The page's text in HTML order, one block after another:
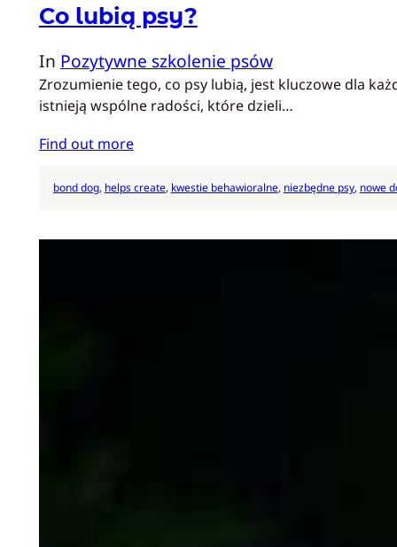
Co lubią psy?
In Pozytywne szkolenie psów
Zrozumienie tego, co psy lubią, jest kluczowe dla
istnieją wspólne radości, które dzieli…
Find out more
bond dog, helps create, kwestie behawioralne, niezbędne psy, nowe